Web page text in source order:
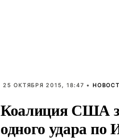
25 ОКТЯБРЯ 2015, 18:47 •
Коалиция США
одного удара